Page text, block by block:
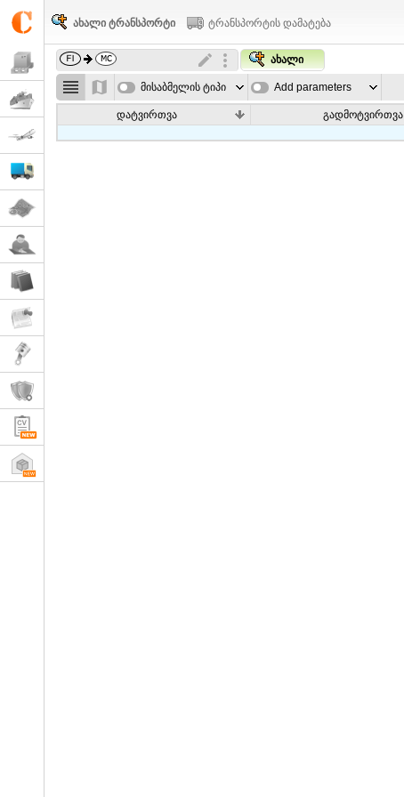
ახალი ტრანსპორტი ტრანსპორტის დამატება
ახალი
მისაბმელის ტიპი Add parameters
დატვირთვა გადმოტვირთვა